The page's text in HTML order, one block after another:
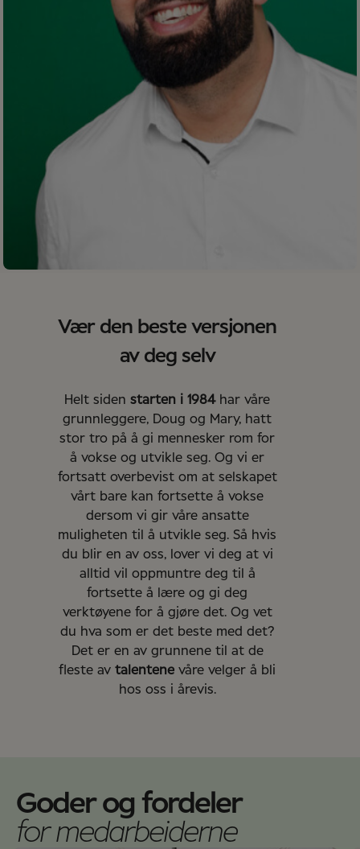
Vær den beste versjonen
av deg selv
Helt siden starten i 1984har våre
grunnleggere, Doug og Mary, hatt
stor tro på å gi mennesker rom for
å vokse og utvikle seg. Og vi er
fortsatt overbevist om at selskapet
vårt bare kan fortsette å vokse
dersom vi gir våre ansatte
muligheten til å utvikle seg. Så hvis
du blir en av oss, lover vi deg at vi
alltid vil oppmuntre deg til å
fortsette å lære og gi deg
verktøyene for å gjøre det. Og vet
du hva som er det beste med det?
Det er en av grunnene til at de
fleste av talentene våre velger å bli
hos oss i årevis.
Goder og fordeler
for medarbeiderne